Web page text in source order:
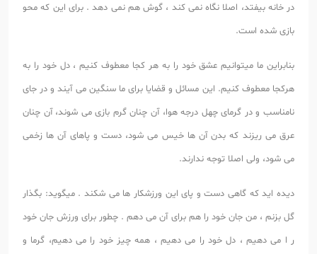
در خانه بیفتد، اصلا نگاه نمی کند ، گوش هم نمی دهد . برای این که محو
بازی شده است.
بنابراین ما میتوانیم عشق خود را به هر کجا معطوف کنیم ، دل خود را به
هرکجا معطوف کنیم. این مسائل و قضایا برای ما سنگین می آیند و در جای
نامناسب و در گرمای چهل درجه هوا، آن چنان گرم بازی می شوند، آن چنان
عرق می ریزند که بدن آن ها خیس می شود، دست و پاهای آن ها زخمی
می شود، ولی اصلا توجه ندارند.
دیده اید که گاهی دست و پای این ورزشکار ها می شکند . میگوید: بگذار
گل بزنم ، من جان خود را هم برای آن می دهم . چطور برای ورزش جان خود
ر ا می دهیم ، دل خود را می دهیم ، همه چیز خود را می دهیم، گرما و